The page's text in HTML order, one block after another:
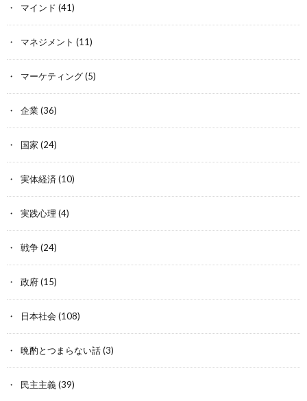
マインド (41)
マネジメント (11)
マーケティング(5)
企業(36)
国家 (24)
実体経済 (10)
実践心理 (4)
戦争(24)
政府(15)
日本社会 (108)
晩酌とつまらない話(3)
民主主義(39)